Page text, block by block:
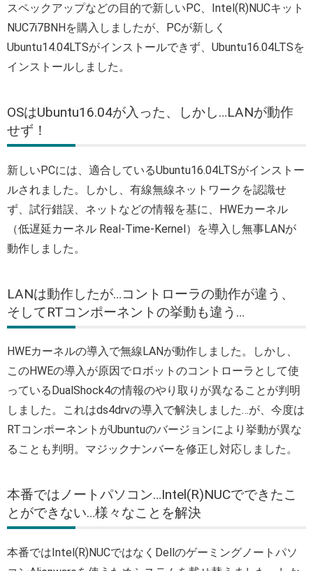
スペックアップなどの目的で新しいPC、Intel(R)NUCキット
NUC7i7BNHを購入しましたが、PCが新しく
Ubuntu14.04LTSがインストールできず、Ubuntu16.04LTSを
インストールしました。
OSはUbuntu16.04が入った、しかし…LANが動作
せず！
新しいPCには、適合しているUbuntu16.04LTSがインストー
ルされました。しかし、有線無線ネットワークを認識せ
ず、試行錯誤、ネットなどの情報を基に、HWEカーネル
（低遅延カーネル Real-Time-Kernel）を導入し無事LANが
動作しました。
LANは動作したが…コントローラの動作が違う、
そしてRTコンポーネントの挙動も違う…
HWEカーネルの導入で無線LANが動作しました。しかし、
このHWEの導入が原因でロボットのコントローラとして使
っているDualShock4の情報のやり取りが異なることが判明
しました。これはds4drvの導入で解決しました…が、今度は
RTコンポーネントがUbuntuのバージョンにより挙動が異な
ることも判明。マジックナンバーを修正し対応しました。
本番ではノートパソコン…Intel(R)NUCでできたこ
とができない…様々なことを解決
本番ではIntel(R)NUCではなくDellのゲーミングノートパソ